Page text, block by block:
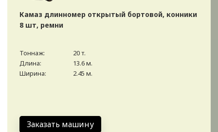
Камаз длинномер открытый бортовой, конники
8 шт, ремни
Тоннаж:
20 т.
Длина:
13.6 м.
Ширина:
2.45 м.
Заказать машину